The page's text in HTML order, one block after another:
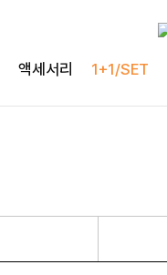
액세서리 1+1/SET